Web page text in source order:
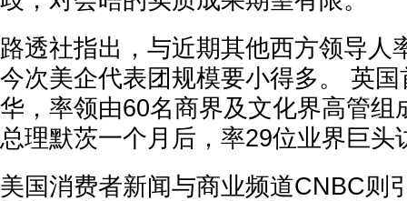
路透社指出，与近期其他西方领导人
今次美企代表团规模要小得多。 英
华，率领由60名商界及文化界高管组
总理默茨一个月后，率29位业界巨头
美国消费者新闻与商业频道CNBC则